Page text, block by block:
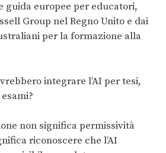
guida europee per educatori,
Group nel Regno Unito e dai
per la formazione alla
integrare l’AI per tesi,
non significa permissività
riconoscere che l’AI